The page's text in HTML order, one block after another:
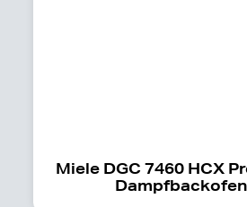
Miele DGC 7460 HCX